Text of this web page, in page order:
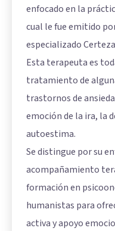
enfocado en la
cual le fue emitido
especializado
Esta terapeuta es
tratamiento de
trastornos de
emoción de la ira, la
autoestima.
Se distingue por su
acompañamiento
formación en
humanistas para
activa y apoyo